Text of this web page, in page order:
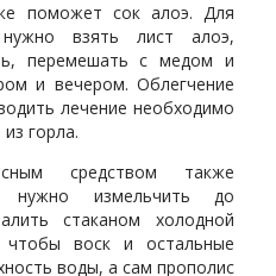
поможет сок алоэ. Для
нужно взять лист алоэ,
перемешать с медом и
и вечером. Облегчение
лечение необходимо
горла.
средством также
нужно измельчить до
стаканом холодной
воск и остальные
воды, а сам прополис